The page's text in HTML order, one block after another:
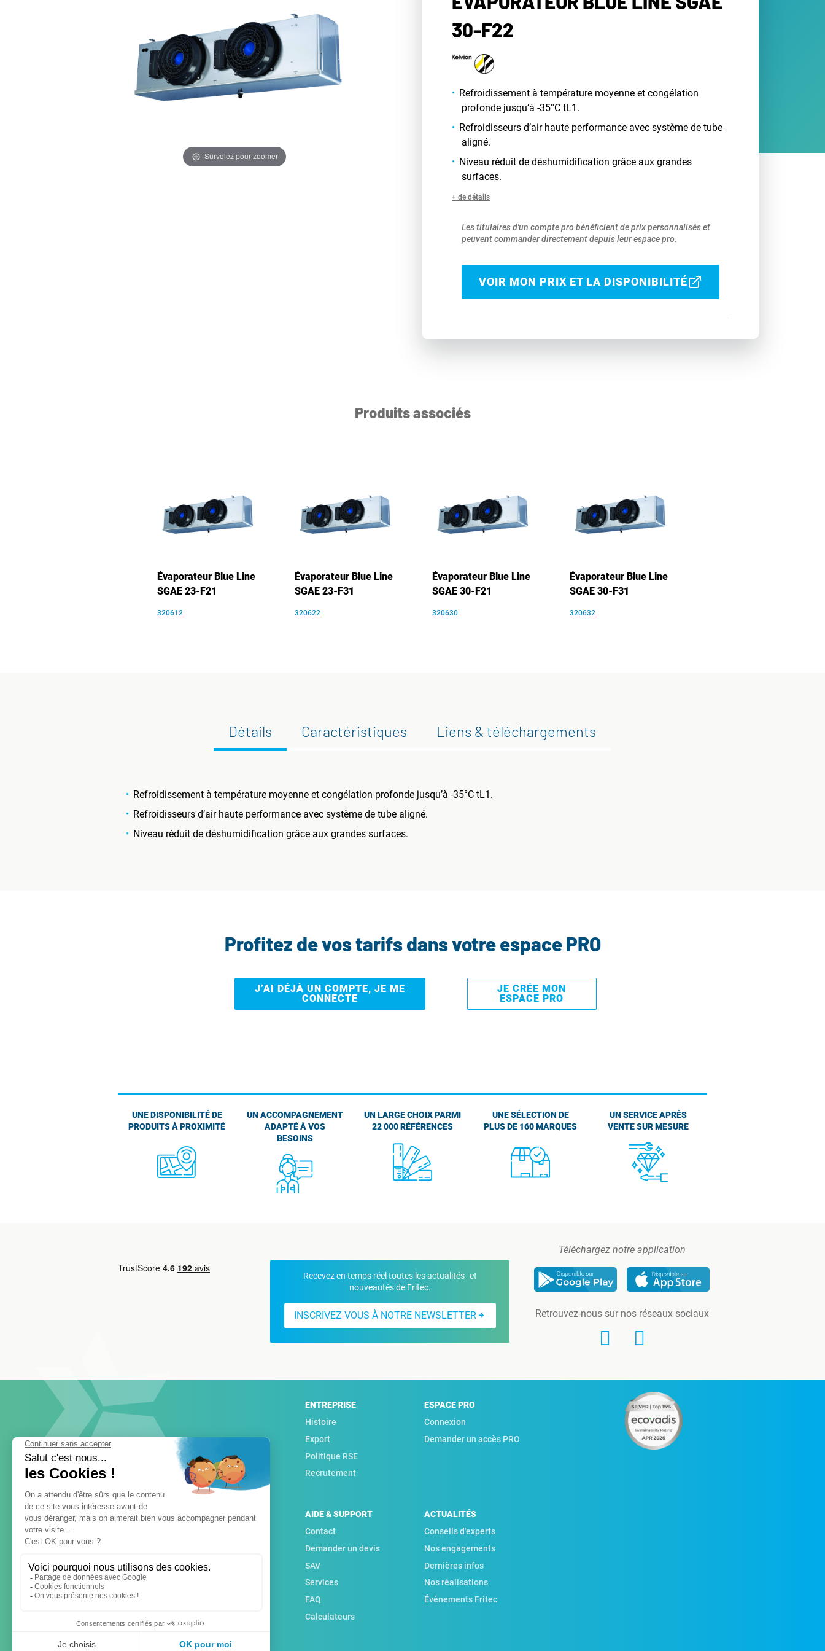
Survolez pour zoomer
30-F22
Refroidissement à température moyenne et congélation
profonde jusqu’à -35°C tL1.
Refroidisseurs d’air haute performance avec système de tube
aligné.
Niveau réduit de déshumidification grâce aux grandes
surfaces.
+ de détails
Les titulaires d'un compte pro bénéficient de prix personnalisés et
peuvent commander directement depuis leur espace pro.
VOIR MON PRIX ET LA DISPONIBILITÉ
Produits associés
Évaporateur Blue Line
SGAE 23-F21
320612
Évaporateur Blue Line
SGAE 23-F31
320622
Évaporateur Blue Line
SGAE 30-F21
320630
Évaporateur Blue Line
SGAE 30-F31
320632
Détails Caractéristiques Liens & téléchargements
Refroidissement à température moyenne et congélation profonde jusqu’à -35°C tL1.
Refroidisseurs d’air haute performance avec système de tube aligné.
Niveau réduit de déshumidification grâce aux grandes surfaces.
Profitez de vos tarifs dans votre espace PRO
J’AI DÉJÀ UN COMPTE, JE ME
CONNECTE
JE CRÉE MON
ESPACE PRO
UNE DISPONIBILITÉ DE
PRODUITS À PROXIMITÉ
UN ACCOMPAGNEMENT
ADAPTÉ À VOS
BESOINS
UN LARGE CHOIX PARMI
22 000 RÉFÉRENCES
UNE SÉLECTION DE
PLUS DE 160 MARQUES
UN SERVICE APRÈS
VENTE SUR MESURE
Recevez en temps réel toutes les actualités et
nouveautés de Fritec.
INSCRIVEZ-VOUS À NOTRE NEWSLETTER
Téléchargez notre application
Retrouvez-nous sur nos réseaux sociaux
ENTREPRISE
Histoire
Export
Politique RSE
Recrutement
ESPACE PRO
Connexion
Demander un accès PRO
AIDE & SUPPORT
Contact
Demander un devis
SAV
Services
FAQ
Calculateurs
ACTUALITÉS
Conseils d'experts
Nos engagements
Dernières infos
Nos réalisations
Évènements Fritec